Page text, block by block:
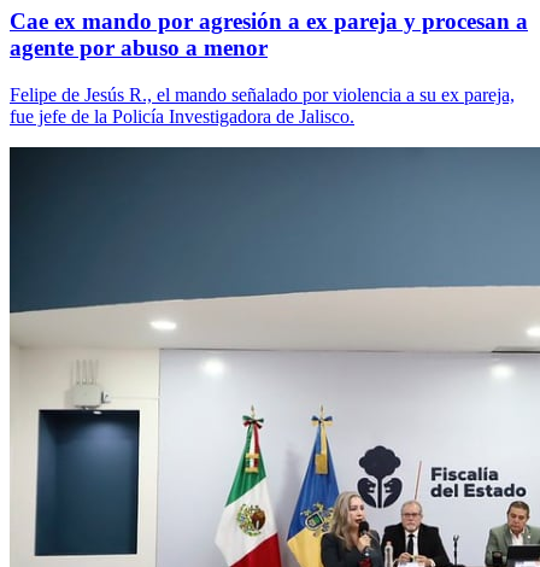
Cae ex mando por agresión a ex pareja y procesan a
agente por abuso a menor
Felipe de Jesús R., el mando señalado por violencia a su ex pareja,
fue jefe de la Policía Investigadora de Jalisco.